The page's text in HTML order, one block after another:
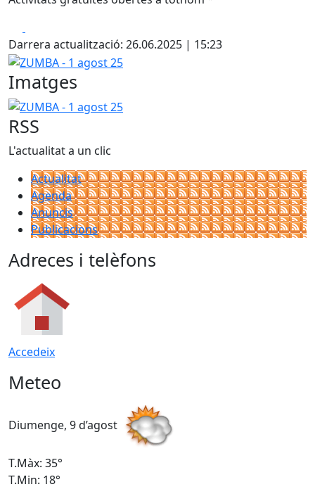
Darrera actualització: 26.06.2025 | 15:23
ZUMBA - 1 agost 25
Imatges
ZUMBA - 1 agost 25
RSS
L'actualitat a un clic
Actualitat
Agenda
Anuncis
Publicacions
Adreces i telèfons
Accedeix
Meteo
Diumenge, 9 d’agost
T.Màx: 35°
T.Min: 18°